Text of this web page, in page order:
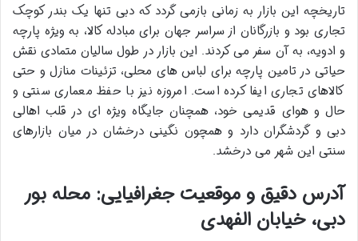
تاریخچه این بازار به زمانی بازمی گردد که دبی تنها یک بندر کوچک
تجاری بود و بازرگانان از سراسر جهان برای مبادله کالا، به ویژه پارچه
و ادویه، به آن سفر می کردند. این بازار در طول سالیان متمادی نقش
حیاتی در تامین پارچه برای لباس های محلی، تزئینات منازل و حتی
کالاهای تجاری ایفا کرده است. امروزه نیز با حفظ معماری سنتی و
حال و هوای قدیمی خود، همچنان جایگاه ویژه ای در قلب اهالی
دبی و گردشگران دارد و همچون نگینی درخشان در میان بازارهای
سنتی این شهر می درخشد.
آدرس دقیق و موقعیت جغرافیایی: محله بور
دبی، خیابان الفهدی